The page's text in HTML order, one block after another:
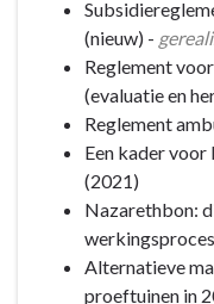
handel
stimuleren(nieuw) -
Reglement
(evaluatie en
Reglement
Een kader voor
(2021)
Nazarethbon:
Alternatieve
proeftuinen in